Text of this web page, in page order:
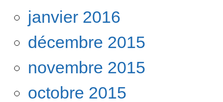
janvier 2016
décembre 2015
novembre 2015
octobre 2015